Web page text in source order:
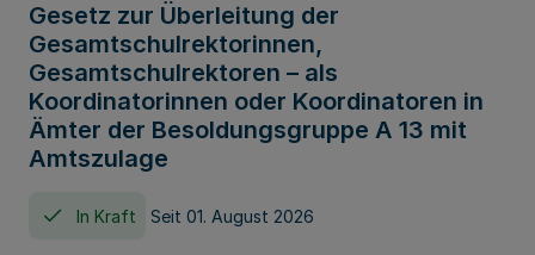
Gesetz zur Überleitung der
Gesamtschulrektorinnen,
Gesamtschulrektoren – als
Koordinatorinnen oder Koordinatoren in
Ämter der Besoldungsgruppe A 13 mit
Amtszulage
In Kraft Seit 01. August 2026